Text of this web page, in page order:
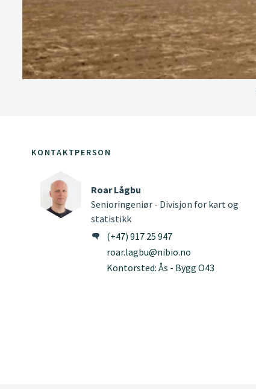
KONTAKTPERSON
Roar Lågbu
Senioringeniør - Divisjon for kart og
statistikk
(+47) 917 25 947
roar.lagbu@nibio.no
Kontorsted: Ås - Bygg O43